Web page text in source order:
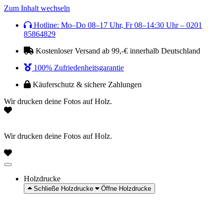
Zum Inhalt wechseln
Hotline: Mo–Do 08–17 Uhr, Fr 08–14:30 Uhr – 0201
85864829
Kostenloser Versand ab 99,-€ innerhalb Deutschland
100% Zufriedenheitsgarantie
Käuferschutz & sichere Zahlungen
Wir drucken deine Fotos auf Holz.
Wir drucken deine Fotos auf Holz.
Holzdrucke
Schließe Holzdrucke Öffne Holzdrucke